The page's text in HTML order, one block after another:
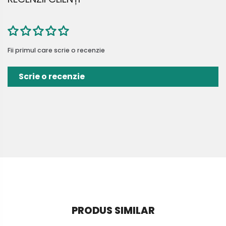
Fii primul care scrie o recenzie
Scrie o recenzie
PRODUS SIMILAR